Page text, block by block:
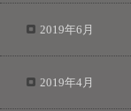
2019年6月
2019年4月